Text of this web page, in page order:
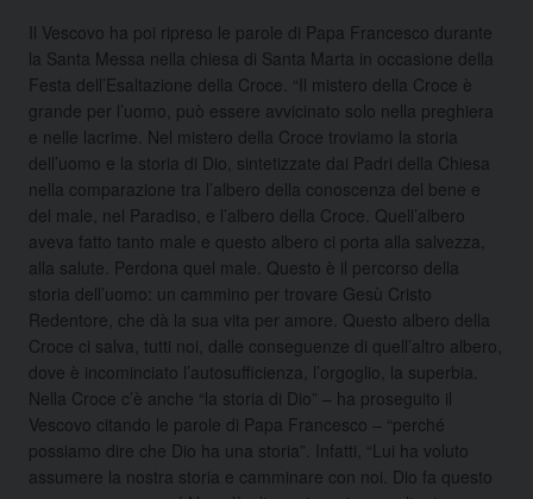
Il Vescovo ha poi ripreso le parole di Papa Francesco durante
la Santa Messa nella chiesa di Santa Marta in occasione della
Festa dell’Esaltazione della Croce. “Il mistero della Croce è
grande per l’uomo, può essere avvicinato solo nella preghiera
e nelle lacrime. Nel mistero della Croce troviamo la storia
dell’uomo e la storia di Dio, sintetizzate dai Padri della Chiesa
nella comparazione tra l’albero della conoscenza del bene e
del male, nel Paradiso, e l’albero della Croce. Quell’albero
aveva fatto tanto male e questo albero ci porta alla salvezza,
alla salute. Perdona quel male. Questo è il percorso della
storia dell’uomo: un cammino per trovare Gesù Cristo
Redentore, che dà la sua vita per amore. Questo albero della
Croce ci salva, tutti noi, dalle conseguenze di quell’altro albero,
dove è incominciato l’autosufficienza, l’orgoglio, la superbia.
Nella Croce c’è anche “la storia di Dio” – ha proseguito il
Vescovo citando le parole di Papa Francesco – “perché
possiamo dire che Dio ha una storia”. Infatti, “Lui ha voluto
assumere la nostra storia e camminare con noi. Dio fa questo